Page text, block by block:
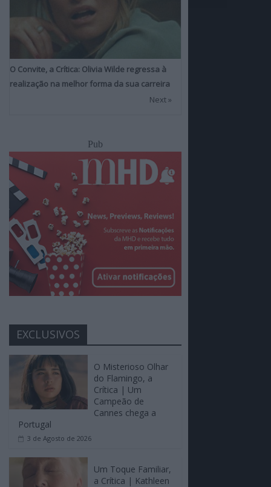
O Convite, a Crítica: Olivia Wilde regressa à
realização na melhor forma da sua carreira
Next »
Pub
EXCLUSIVOS
O Misterioso Olhar
do Flamingo, a
Crítica | Um
Campeão de
Cannes chega a
Portugal
3 de Agosto de 2026
Um Toque Familiar,
a Crítica | Kathleen